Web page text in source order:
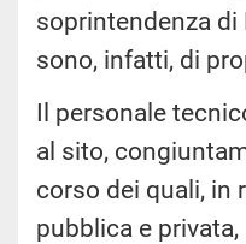
soprintendenza di
sono, infatti, di
Il personale
al sito,
corso dei quali, in
pubblica e